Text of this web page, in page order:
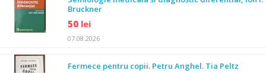
Bruckner
50 lei
07.08.2026
Fermece pentru copii. Petru Anghel. Tia Peltz